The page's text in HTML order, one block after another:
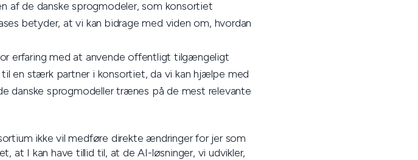
af de danske sprogmodeler, som konsortiet
betyder, at vi kan bidrage med viden om, hvordan
erfaring med at anvende offentligt tilgængeligt
en stærk partner i konsortiet, da vi kan hjælpe med
danske sprogmodeller trænes på de mest relevante
ikke vil medføre direkte ændringer for jer som
at I kan have tillid til, at de AI-løsninger, vi udvikler,